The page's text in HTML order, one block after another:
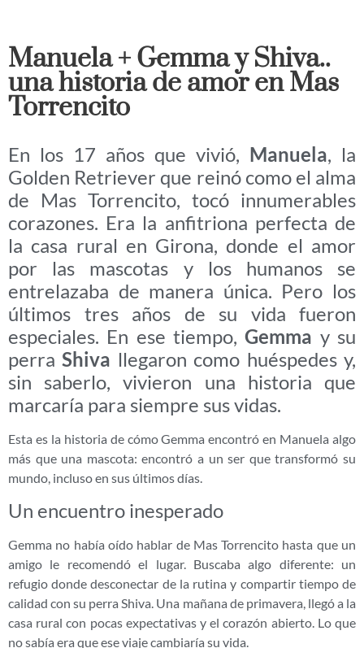
Manuela + Gemma y Shiva..
una historia de amor en Mas
Torrencito
En los 17 años que vivió, Manuela, la
Golden Retriever que reinó como el alma
de Mas Torrencito, tocó innumerables
corazones. Era la anfitriona perfecta de
la casa rural en Girona, donde el amor
por las mascotas y los humanos se
entrelazaba de manera única. Pero los
últimos tres años de su vida fueron
especiales. En ese tiempo,Gemma y su
perraShiva llegaron como huéspedes y,
sin saberlo, vivieron una historia que
marcaría para siempre sus vidas.
Esta es la historia de cómo Gemma encontró en Manuela algo
más que una mascota: encontró a un ser que transformó su
mundo, incluso en sus últimos días.
Un encuentro inesperado
Gemma no había oído hablar de Mas Torrencito hasta que un
amigo le recomendó el lugar. Buscaba algo diferente: un
refugio donde desconectar de la rutina y compartir tiempo de
calidad con su perra Shiva. Una mañana de primavera, llegó a la
casa rural con pocas expectativas y el corazón abierto. Lo que
no sabía era que ese viaje cambiaría su vida.